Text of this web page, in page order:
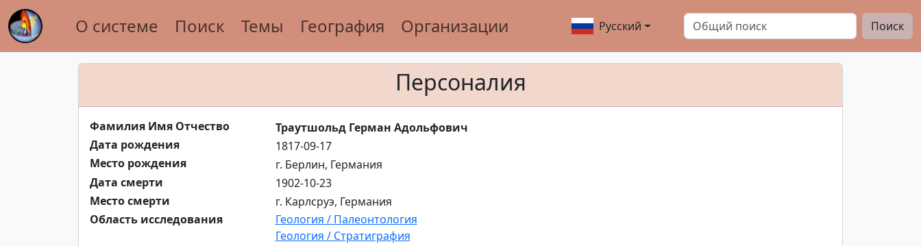
О системе Поиск Темы География Организации Русский Поиск
Персоналия
Фамилия Имя Отчество
Траутшольд Герман Адольфович
Дата рождения
1817-09-17
Место рождения
г. Берлин, Германия
Дата смерти
1902-10-23
Место смерти
г. Карлсруэ, Германия
Область исследования
Геология / Палеонтология
Геология / Стратиграфия